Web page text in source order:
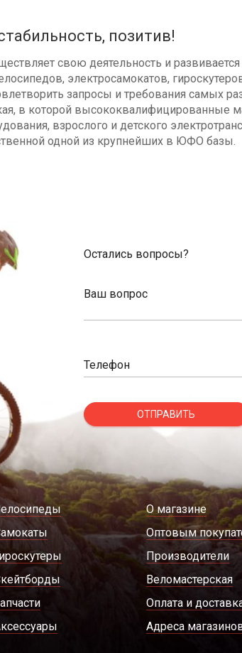
позитив!
свою деятельность и
электросамокатов,
запросы и требования самых
в которой
взрослого и детского
одной из крупнейших в ЮФО базы.
Остались вопросы?
Ваш вопрос
Телефон
ОТПРАВИТЬ
О магазине
Оптовым
Производители
Веломастерская
Оплата и
Адреса